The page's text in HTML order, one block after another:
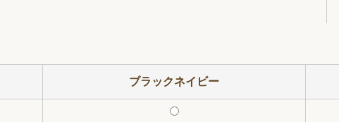
ブラックネイビー